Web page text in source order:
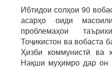
Ибтидои солҳои 90
асарҳо оиди
проблемаҳои
Тоҷикистон ва вобаста
Ҳизби коммунистӣ ва
Нақши муҳимро дар он